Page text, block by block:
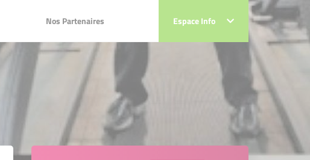
Nos Partenaires Espace Info
Nos Partenaires Espace Info